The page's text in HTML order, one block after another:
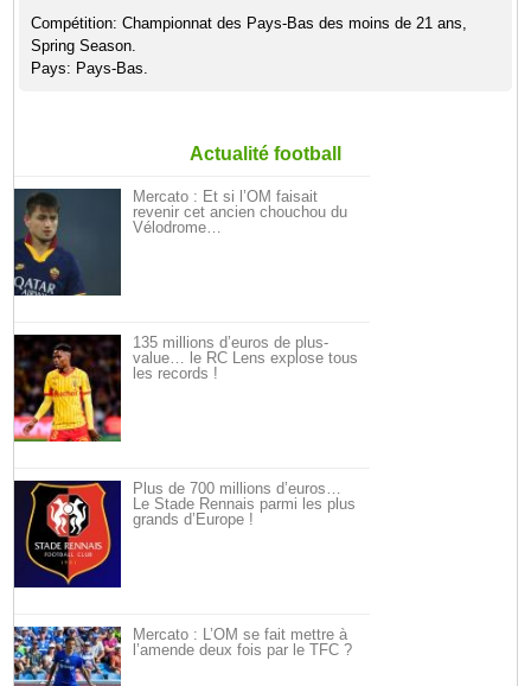
Compétition: Championnat des Pays-Bas des moins de 21 ans,
Spring Season.
Pays: Pays-Bas.
Actualité football
Mercato : Et si l’OM faisait
revenir cet ancien chouchou du
Vélodrome…
135 millions d’euros de plus-
value… le RC Lens explose tous
les records !
Plus de 700 millions d’euros…
Le Stade Rennais parmi les plus
grands d’Europe !
Mercato : L’OM se fait mettre à
l’amende deux fois par le TFC ?